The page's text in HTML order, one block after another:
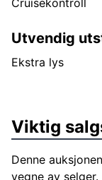
Cruisekontroll
Utvendig
Ekstra lys
Viktig
Denne
vegne av selger.